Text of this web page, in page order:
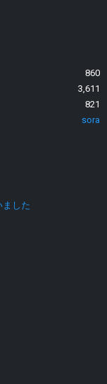
860
3,611
821
sora
ました